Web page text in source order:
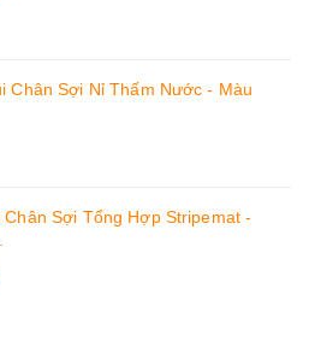
Chân Sợi Nỉ Thấm Nước - Màu
Sợi Tổng Hợp Stripemat -